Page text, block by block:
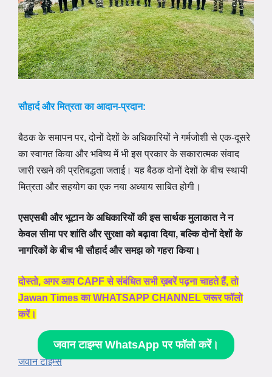
सौहार्द और मित्रता का आदान-प्रदान:
बैठक के समापन पर, दोनों देशों के अधिकारियों ने गर्मजोशी से एक-दूसरे
का स्वागत किया और भविष्य में भी इस प्रकार के सकारात्मक संवाद
जारी रखने की प्रतिबद्धता जताई। यह बैठक दोनों देशों के बीच स्थायी
मित्रता और सहयोग का एक नया अध्याय साबित होगी।
एसएसबी और भूटान के अधिकारियों की इस सार्थक मुलाकात ने न
केवल सीमा पर शांति और सुरक्षा को बढ़ावा दिया, बल्कि दोनों देशों के
नागरिकों के बीच भी सौहार्द और समझ को गहरा किया।
दोस्तो, अगर आप CAPF से संबंधित सभी ख़बरें पढ़ना चाहते हैं, तो
Jawan Times का WHATSAPP CHANNEL जरूर फॉलो
करें।
जवान टाइम्स WhatsApp पर फॉलो करें।
जवान टाइम्स